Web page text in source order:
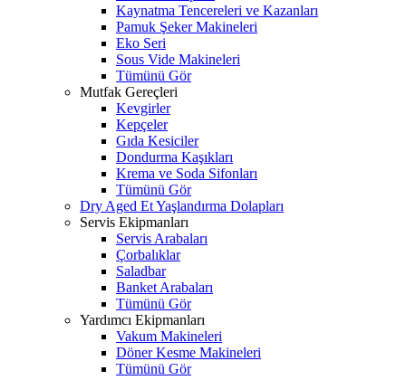
Kaynatma Tencereleri ve Kazanları
Pamuk Şeker Makineleri
Eko Seri
Sous Vide Makineleri
Tümünü Gör
Mutfak Gereçleri
Kevgirler
Kepçeler
Gıda Kesiciler
Dondurma Kaşıkları
Krema ve Soda Sifonları
Tümünü Gör
Dry Aged Et Yaşlandırma Dolapları
Servis Ekipmanları
Servis Arabaları
Çorbalıklar
Saladbar
Banket Arabaları
Tümünü Gör
Yardımcı Ekipmanları
Vakum Makineleri
Döner Kesme Makineleri
Tümünü Gör